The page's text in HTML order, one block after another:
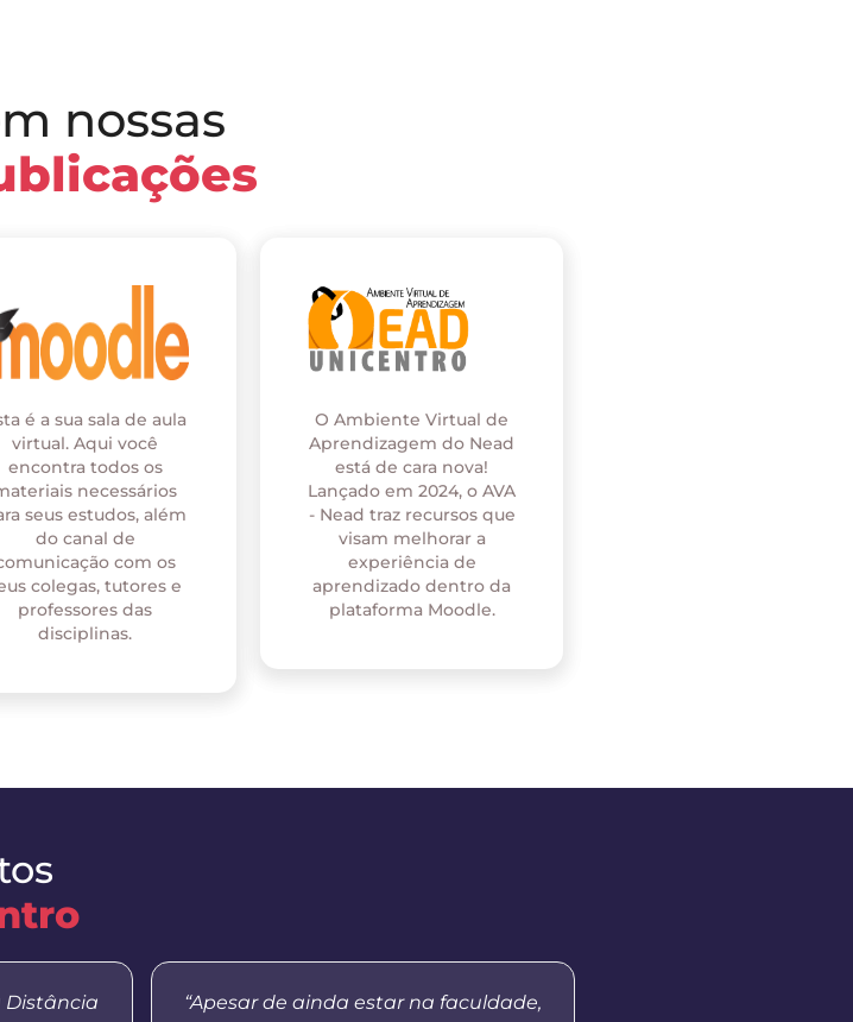
nossas
é a sua sala de aula
virtual. Aqui você
encontra todos os
necessários
seus estudos, além
do canal de
com os
colegas, tutores e
professores das
disciplinas.
O Ambiente Virtual de
Aprendizagem do Nead
está de cara nova!
Lançado em 2024, o AVA
- Nead traz recursos que
visam melhorar a
experiência de
aprendizado dentro da
plataforma Moodle.
Distância
“Apesar de ainda estar na faculdade,